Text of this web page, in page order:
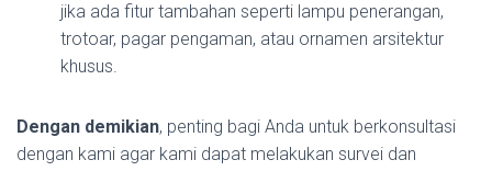
jika ada fitur tambahan seperti lampu penerangan,
trotoar, pagar pengaman, atau ornamen arsitektur
khusus.
Dengan demikian, penting bagi Anda untuk berkonsultasi
dengan kami agar kami dapat melakukan survei dan